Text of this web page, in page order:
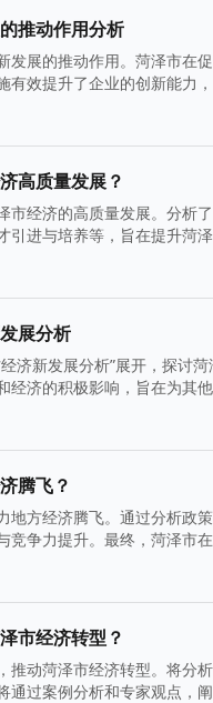
推动作用分析
发展的推动作用。菏泽市在
有效提升了企业的创新能力
高质量发展？
市经济的高质量发展。分析
引进与培养等，旨在提升菏
展分析
济新发展分析”展开，探讨
经济的积极影响，旨在为其
腾飞？
地方经济腾飞。通过分析政
竞争力提升。最终，菏泽市
市经济转型？
推动菏泽市经济转型。将分
通过案例分析和专家观点，